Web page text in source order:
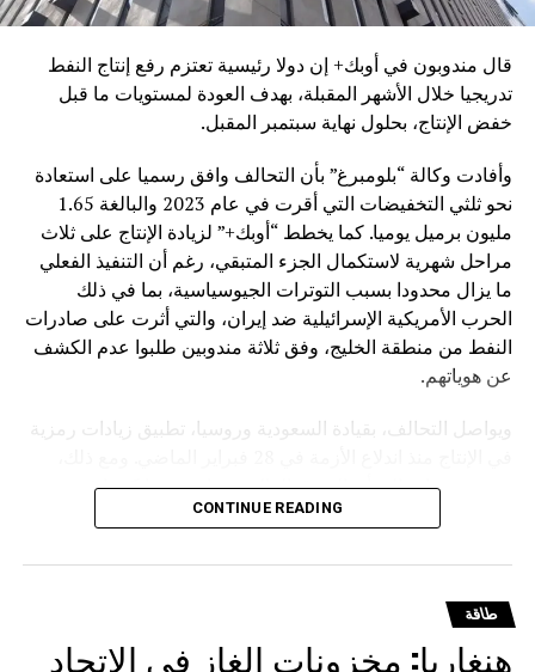
قال مندوبون في أوبك+ إن دولا رئيسية تعتزم رفع إنتاج النفط
تدريجيا خلال الأشهر المقبلة، بهدف العودة لمستويات ما قبل
خفض الإنتاج، بحلول نهاية سبتمبر المقبل.
وأفادت وكالة “بلومبرغ” بأن التحالف وافق رسميا على استعادة
نحو ثلثي التخفيضات التي أقرت في عام 2023 والبالغة 1.65
مليون برميل يوميا. كما يخطط “أوبك+” لزيادة الإنتاج على ثلاث
مراحل شهرية لاستكمال الجزء المتبقي، رغم أن التنفيذ الفعلي
ما يزال محدودا بسبب التوترات الجيوسياسية، بما في ذلك
الحرب الأمريكية الإسرائيلية ضد إيران، والتي أثرت على صادرات
النفط من منطقة الخليج، وفق ثلاثة مندوبين طلبوا عدم الكشف
عن هوياتهم.
ويواصل التحالف، بقيادة السعودية وروسيا، تطبيق زيادات رمزية
تشير تقديرات إلى أن السوق العالمية تعاني نقصا كبيرا في
الإمدادات، مع فجوة تراكمية تتجاوز مليار برميل، ما أدى إلى
مخاطر الركود العالمي.
وكانت ثماني دول رئيسية في “أوبك+” تعمل على إعادة ضخ
الكميات التي خفضت سابقا لمعالجة فائض المعروض. إلا أن
CONTINUE READING
طاقة
هنغاريا: مخزونات الغاز في الاتحاد